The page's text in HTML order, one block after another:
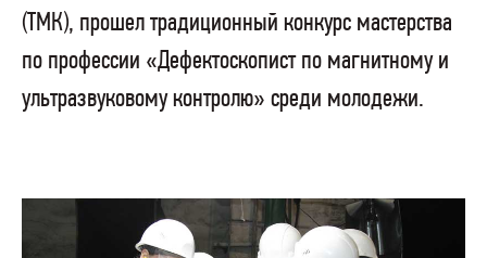
(ТМК), прошел традиционный конкурс мастерства
по профессии «Дефектоскопист по магнитному и
ультразвуковому контролю» среди молодежи.